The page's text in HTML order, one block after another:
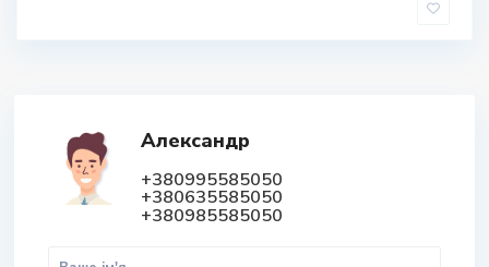
Александр
+380995585050
+380635585050
+380985585050